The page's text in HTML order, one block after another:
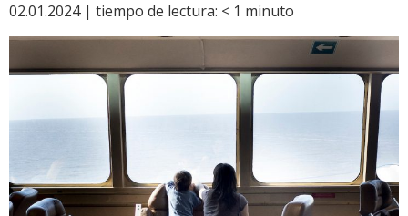
02.01.2024 | tiempo de lectura: < 1 minuto